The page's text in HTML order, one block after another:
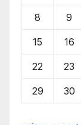
8 9
15 16
22 23
29 30